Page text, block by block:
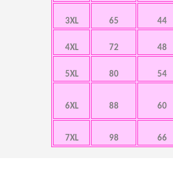
3XL 65 44
4XL 72 48
5XL 80 54
6XL 88 60
7XL 98 66